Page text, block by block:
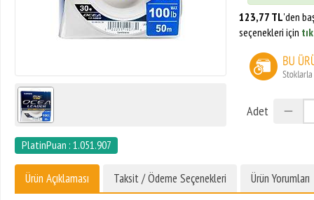
PlatinPuan : 1.051.907
123,77 TL'den
seçenekleri için
Adet
Ürün Açıklaması Taksit / Ödeme Seçenekleri Ürün Yorumları